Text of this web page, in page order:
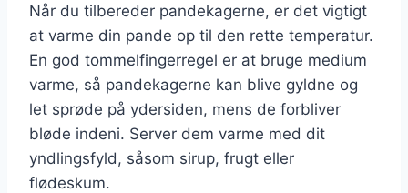
Når du tilbereder pandekagerne, er det vigtigt
at varme din pande op til den rette temperatur.
En god tommelfingerregel er at bruge medium
varme, så pandekagerne kan blive gyldne og
let sprøde på ydersiden, mens de forbliver
bløde indeni. Server dem varme med dit
yndlingsfyld, såsom sirup, frugt eller
flødeskum.